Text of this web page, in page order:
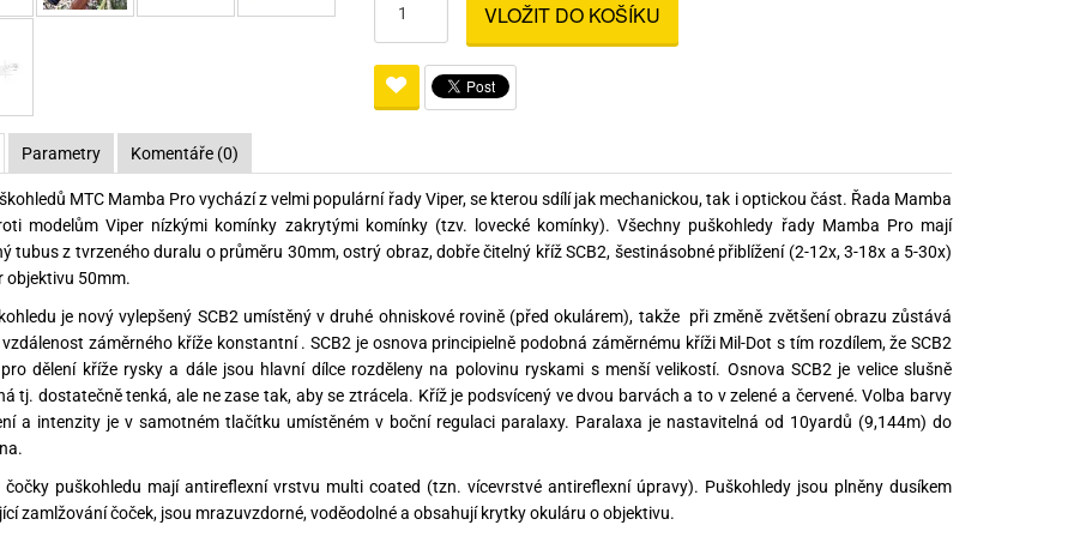
na ZP
Pro lištu weaver a picatinny
Náboje na ZP Pistolové a revolverové náboje Ochranné prostředky
Rowan Engineering
Bipody, stolice a vaky
Pro perkusní zbraně
Svítilny
VLOŽIT DO KOŠÍKU
Parametry Komentáře (0)
MTC Mamba Pro vychází z velmi populární řady Viper, se kterou sdílí jak mechanickou, tak i optickou část. Řada Mamba
modelům Viper nízkými komínky zakrytými komínky (tzv. lovecké komínky). Všechny puškohledy řady Mamba Pro mají
tubus z tvrzeného duralu o průměru 30mm, ostrý obraz, dobře čitelný kříž SCB2, šestinásobné přiblížení (2-12x, 3-18x a 5-30x)
objektivu 50mm.
je nový vylepšený SCB2 umístěný v druhé ohniskové rovině (před okulárem), takže při změně zvětšení obrazu zůstává
záměrného kříže konstantní . SCB2 je osnova principielně podobná záměrnému kříži Mil-Dot s tím rozdílem, že SCB2
dělení kříže rysky a dále jsou hlavní dílce rozděleny na polovinu ryskami s menší velikostí. Osnova SCB2 je velice slušně
tj. dostatečně tenká, ale ne zase tak, aby se ztrácela. Kříž je podsvícený ve dvou barvách a to v zelené a červené. Volba barvy
a intenzity je v samotném tlačítku umístěném v boční regulaci paralaxy. Paralaxa je nastavitelná od 10yardů (9,144m) do
čočky puškohledu mají antireflexní vrstvu multi coated (tzn. vícevrstvé antireflexní úpravy). Puškohledy jsou plněny dusíkem
zamlžování čoček, jsou mrazuvzdorné, voděodolné a obsahují krytky okuláru o objektivu.